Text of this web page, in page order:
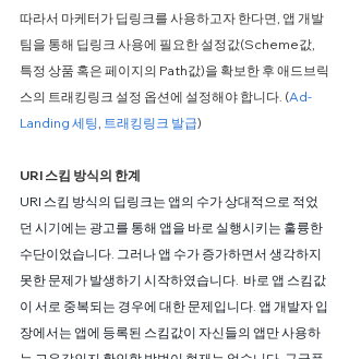
따라서 마케터가 딥링크를 사용하고자 한다면, 앱 개발
팀을 통해 딥링크 사용에 필요한 설정값(Scheme값,
특정 상품 혹은 페이지의 Path값)을 확보한 후 애드브릭
스의 트래킹링크 설정 옵션에 설정해야 합니다. (Ad-
Landing 세팅, 트래킹링크 발급)
URI 스킴 방식의 한계
URI 스킴 방식의 딥링크는 앱의 수가 상대적으로 적었
던 시기에는 광고를 통해 앱을 바로 실행시키는 훌륭한
수단이었습니다. 그러나 앱 수가 증가하면서 생각하지
못한 문제가 발생하기 시작하였습니다.  바로 앱 스킴값
이 서로 중복되는 경우에 대한 문제입니다. 앱 개발자 입
장에서는 앱에 등록된 스킴값이 자신들의 앱만 사용하